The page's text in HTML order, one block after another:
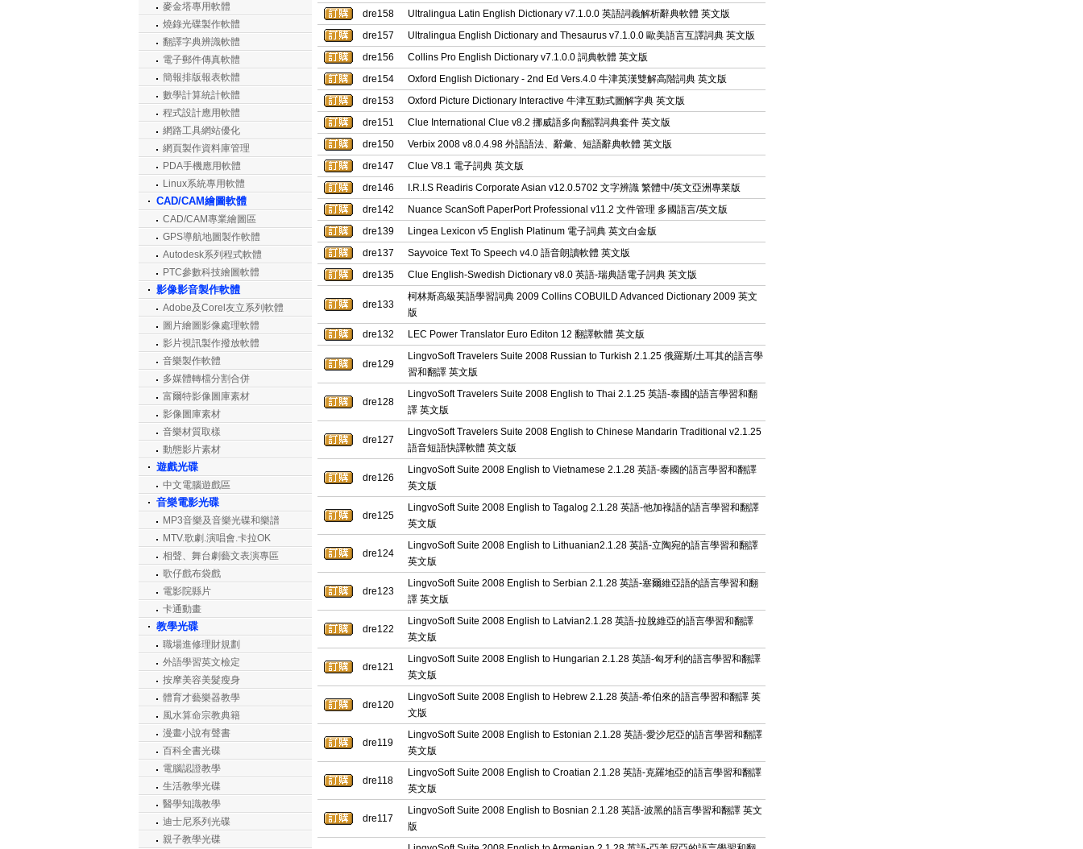
麥金塔專用軟體
燒錄光碟製作軟體
翻譯字典辨識軟體
電子郵件傳真軟體
簡報排版報表軟體
數學計算統計軟體
程式設計應用軟體
網路工具網站優化
網頁製作資料庫管理
PDA手機應用軟體
Linux系統專用軟體
CAD/CAM繪圖軟體
CAD/CAM專業繪圖區
GPS導航地圖製作軟體
Autodesk系列程式軟體
PTC參數科技繪圖軟體
影像影音製作軟體
Adobe及Corel友立系列軟體
圖片繪圖影像處理軟體
影片視訊製作撥放軟體
音樂製作軟體
多媒體轉檔分割合併
富爾特影像圖庫素材
影像圖庫素材
音樂材質取樣
動態影片素材
遊戲光碟
中文電腦遊戲區
音樂電影光碟
MP3音樂及音樂光碟和樂譜
MTV.歌劇.演唱會.卡拉OK
相聲、舞台劇藝文表演專區
歌仔戲布袋戲
電影院縣片
卡通動畫
教學光碟
職場進修理財規劃
外語學習英文檢定
按摩美容美髮瘦身
體育才藝樂器教學
風水算命宗教典籍
漫畫小說有聲書
百科全書光碟
電腦認證教學
生活教學光碟
醫學知識教學
迪士尼系列光碟
親子教學光碟
dre158
Ultralingua Latin English Dictionary v7.1.0.0 英語詞義解析辭典軟體 英文版
dre157
Ultralingua English Dictionary and Thesaurus v7.1.0.0 歐美語言互譯詞典 英文版
dre156
Collins Pro English Dictionary v7.1.0.0 詞典軟體 英文版
dre154
Oxford English Dictionary - 2nd Ed Vers.4.0 牛津英漢雙解高階詞典 英文版
dre153
Oxford Picture Dictionary Interactive 牛津互動式圖解字典 英文版
dre151
Clue International Clue v8.2 挪威語多向翻譯詞典套件 英文版
dre150
Verbix 2008 v8.0.4.98 外語語法、辭彙、短語辭典軟體 英文版
dre147
Clue V8.1 電子詞典 英文版
dre146
I.R.I.S Readiris Corporate Asian v12.0.5702 文字辨識 繁體中/英文亞洲專業版
dre142
Nuance ScanSoft PaperPort Professional v11.2 文件管理 多國語言/英文版
dre139
Lingea Lexicon v5 English Platinum 電子詞典 英文白金版
dre137
Sayvoice Text To Speech v4.0 語音朗讀軟體 英文版
dre135
Clue English-Swedish Dictionary v8.0 英語-瑞典語電子詞典 英文版
dre133
柯林斯高級英語學習詞典 2009 Collins COBUILD Advanced Dictionary 2009 英文
版
dre132
LEC Power Translator Euro Editon 12 翻譯軟體 英文版
dre129
LingvoSoft Travelers Suite 2008 Russian to Turkish 2.1.25 俄羅斯/土耳其的語言學
習和翻譯 英文版
dre128
LingvoSoft Travelers Suite 2008 English to Thai 2.1.25 英語-泰國的語言學習和翻
譯 英文版
dre127
LingvoSoft Travelers Suite 2008 English to Chinese Mandarin Traditional v2.1.25
語音短語快譯軟體 英文版
dre126
LingvoSoft Suite 2008 English to Vietnamese 2.1.28 英語-泰國的語言學習和翻譯
英文版
dre125
LingvoSoft Suite 2008 English to Tagalog 2.1.28 英語-他加祿語的語言學習和翻譯
英文版
dre124
LingvoSoft Suite 2008 English to Lithuanian2.1.28 英語-立陶宛的語言學習和翻譯
英文版
dre123
LingvoSoft Suite 2008 English to Serbian 2.1.28 英語-塞爾維亞語的語言學習和翻
譯 英文版
dre122
LingvoSoft Suite 2008 English to Latvian2.1.28 英語-拉脫維亞的語言學習和翻譯
英文版
dre121
LingvoSoft Suite 2008 English to Hungarian 2.1.28 英語-匈牙利的語言學習和翻譯
英文版
dre120
LingvoSoft Suite 2008 English to Hebrew 2.1.28 英語-希伯來的語言學習和翻譯 英
文版
dre119
LingvoSoft Suite 2008 English to Estonian 2.1.28 英語-愛沙尼亞的語言學習和翻譯
英文版
dre118
LingvoSoft Suite 2008 English to Croatian 2.1.28 英語-克羅地亞的語言學習和翻譯
英文版
dre117
LingvoSoft Suite 2008 English to Bosnian 2.1.28 英語-波黑的語言學習和翻譯 英文
版